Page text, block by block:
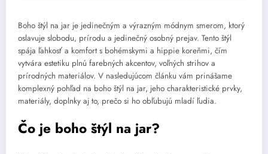
Boho štýl na jar je jedinečným a výrazným módnym smerom, ktorý
oslavuje slobodu, prírodu a jedinečný osobný prejav. Tento štýl
spája ľahkosť a komfort s bohémskymi a hippie koreňmi, čím
vytvára estetiku plnú farebných akcentov, voľných strihov a
prírodných materiálov. V nasledujúcom článku vám prinášame
komplexný pohľad na boho štýl na jar, jeho charakteristické prvky,
materiály, doplnky aj to, prečo si ho obľubujú mladí ľudia.
Čo je boho štýl na jar?